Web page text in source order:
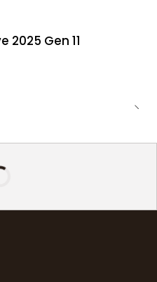
2025 Gen 11